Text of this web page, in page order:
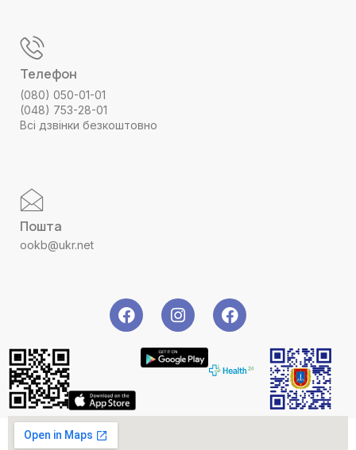
Телефон
(080) 050-01-01
(048) 753-28-01
Всі дзвінки безкоштовно
Пошта
ookb@ukr.net